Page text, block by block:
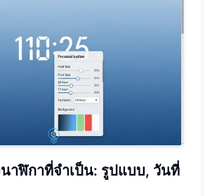
าฬิกาที่จำเป็น: รูปแบบ, วันที่